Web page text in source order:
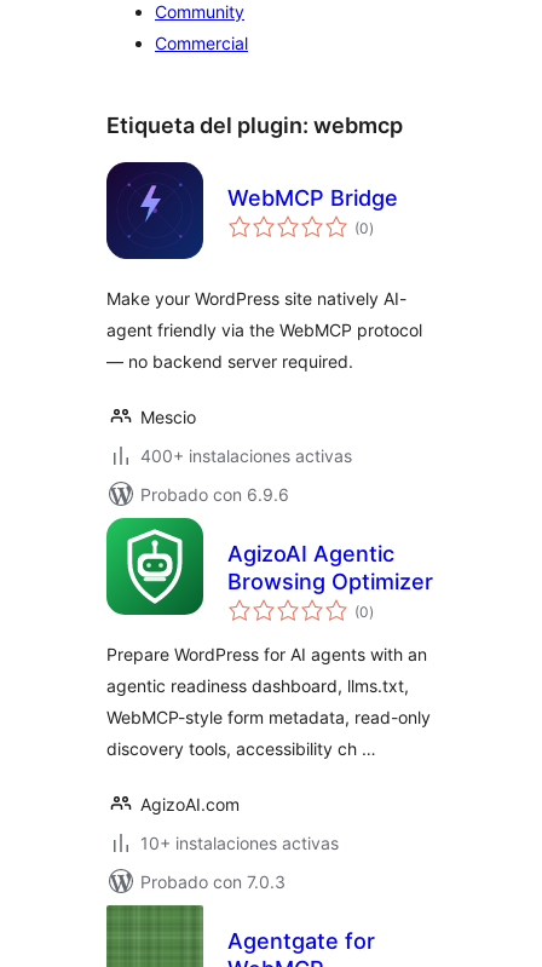
Community
Commercial
Etiqueta del plugin: webmcp
WebMCP Bridge
(0total
de
)
Make your WordPress site natively AI-
agent friendly via the WebMCP protocol
— no backend server required.
Mescio
400+ instalaciones activas
Probado con 6.9.6
AgizoAI Agentic
Browsing Optimizer
(0total
de
)
Prepare WordPress for AI agents with an
agentic readiness dashboard, llms.txt,
WebMCP-style form metadata, read-only
discovery tools, accessibility ch …
AgizoAI.com
10+ instalaciones activas
Probado con 7.0.3
Agentgate for